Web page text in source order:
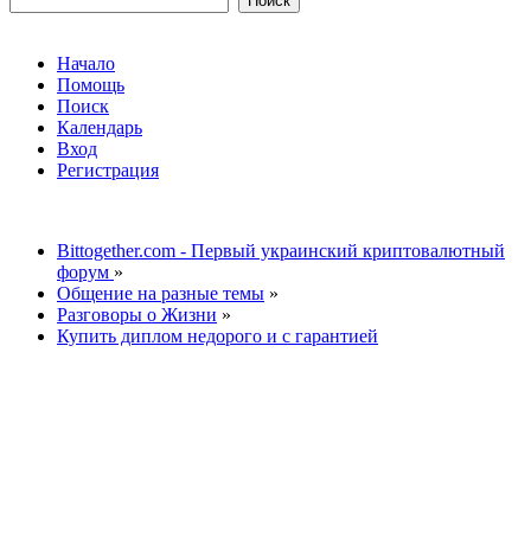
Начало
Помощь
Поиск
Календарь
Вход
Регистрация
Bittogether.com - Первый украинский криптовалютный
форум »
Общение на разные темы »
Разговоры о Жизни »
Купить диплом недорого и с гарантией